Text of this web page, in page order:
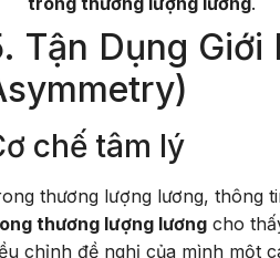
Tận Dụng
chế tâm lý
thương lượng lương, thông
thương lượng lương cho
chỉnh đề nghị của mình một